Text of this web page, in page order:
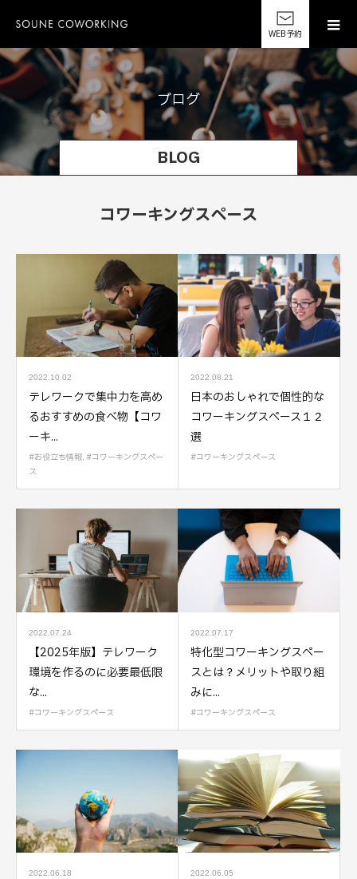
WEB予約
BLOG
ブログ
コワーキングスペース
2022.10.02
テレワークで集中力を高め
るおすすめの食べ物【コワ
ーキ...
お役立ち情報,
コワーキングスペー
ス
2022.08.21
日本のおしゃれで個性的な
コワーキングスペース１２
選
コワーキングスペース
2022.07.24
【2025年版】テレワーク
環境を作るのに必要最低限
な...
コワーキングスペース
2022.07.17
特化型コワーキングスペー
スとは？メリットや取り組
みに...
コワーキングスペース
2022.06.18 2022.06.05